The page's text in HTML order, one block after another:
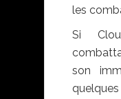
les
Si
son